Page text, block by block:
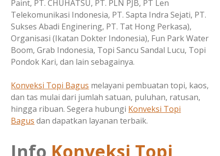
Paint, PT. CHUHATSU, PT. PLN PJB, PT Len
Telekomunikasi Indonesia, PT. Sapta Indra Sejati, PT.
Sukses Abadi Enginering, PT. Tat Hong Perkasa),
Organisasi (Ikatan Dokter Indonesia), Fun Park Water
Boom, Grab Indonesia, Topi Sancu Sandal Lucu, Topi
Pondok Kari, dan lain sebagainya.
Konveksi Topi Bagus melayani pembuatan topi, kaos,
dan tas mulai dari jumlah satuan, puluhan, ratusan,
hingga ribuan. Segera hubungi Konveksi Topi
Bagus dan dapatkan layanan terbaik.
Info Konveksi Topi